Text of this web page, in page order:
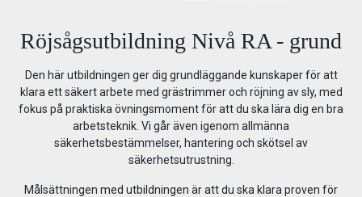
Röjsågsutbildning Nivå RA - grund
Den här utbildningen ger dig grundläggande kunskaper för att
klara ett säkert arbete med grästrimmer och röjning av sly, med
fokus på praktiska övningsmoment för att du ska lära dig en bra
arbetsteknik. Vi går även igenom allmänna
säkerhetsbestämmelser, hantering och skötsel av
säkerhetsutrustning.
Målsättningen med utbildningen är att du ska klara proven för